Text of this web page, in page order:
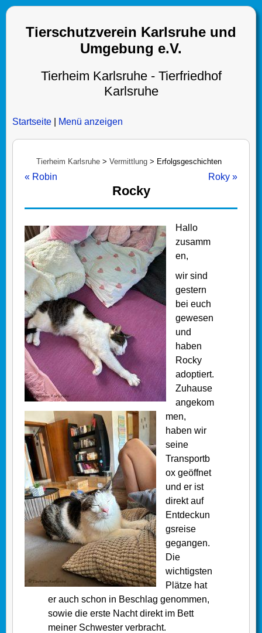
Tierschutzverein Karlsruhe und
Umgebung e.V.
Tierheim Karlsruhe - Tierfriedhof
Karlsruhe
Startseite Menü anzeigen
Tierheim Karlsruhe > Vermittlung > Erfolgsgeschichten
« Robin Roky »
Rocky
Hallo
zusamm
en,
wir sind
gestern
bei euch
gewesen
und
haben
Rocky
adoptiert.
Zuhause
angekom
men,
haben wir
seine
Transportb
ox geöffnet
und er ist
direkt auf
Entdeckun
gsreise
gegangen.
Die
wichtigsten
Plätze hat
er auch schon in Beschlag genommen,
sowie die erste Nacht direkt im Bett
meiner Schwester verbracht.